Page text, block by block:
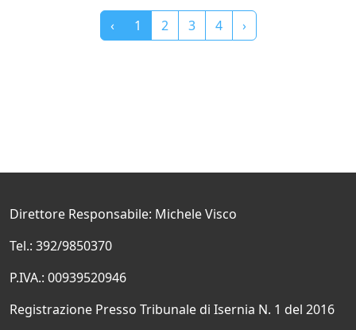
‹ 1 2 3 4 ›
Direttore Responsabile: Michele Visco
Tel.: 392/9850370
P.IVA.: 00939520946
Registrazione Presso Tribunale di Isernia N. 1 del 2016